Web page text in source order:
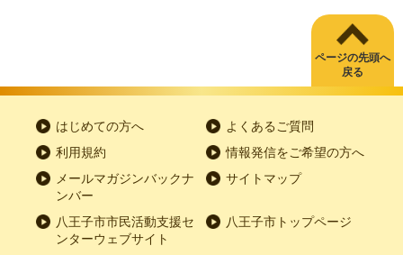
ページの先頭へ
戻る
はじめての方へ
よくあるご質問
利用規約
情報発信をご希望の方へ
メールマガジンバックナ
ンバー
サイトマップ
八王子市市民活動支援セ
ンターウェブサイト
八王子市トップページ